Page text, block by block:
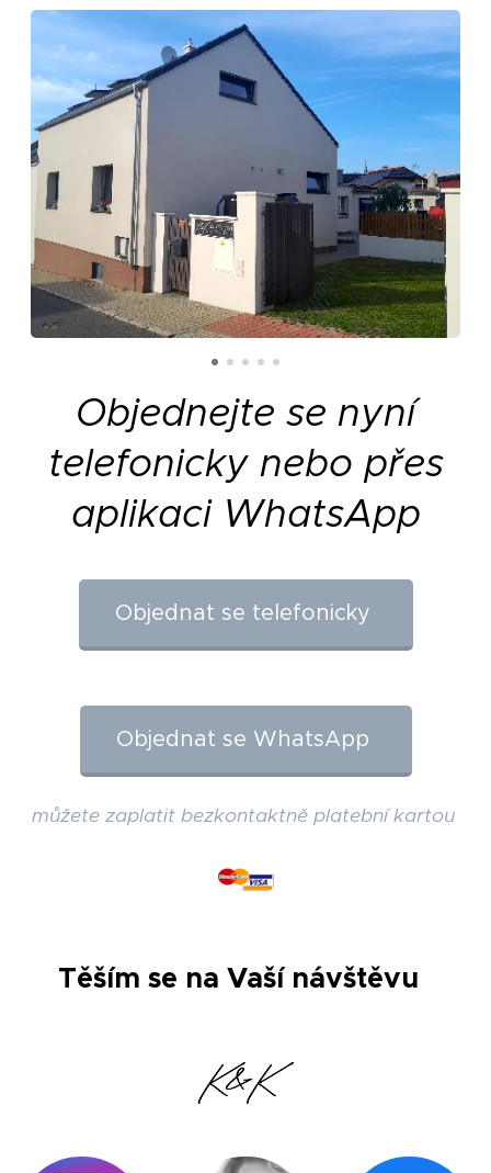
Objednejte se nyní
telefonicky nebo přes
aplikaci WhatsApp
Objednat se telefonicky
Objednat se WhatsApp
můžete zaplatit bezkontaktně platební kartou
Těším se na Vaší návštěvu